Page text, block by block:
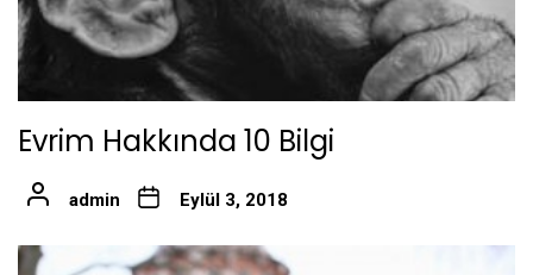
Evrim Hakkında 10 Bilgi
admin Eylül 3, 2018